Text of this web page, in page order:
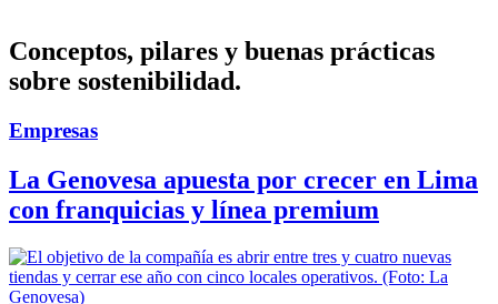
Conceptos, pilares y buenas prácticas
sobre sostenibilidad.
Empresas
La Genovesa apuesta por crecer en Lima
con franquicias y línea premium